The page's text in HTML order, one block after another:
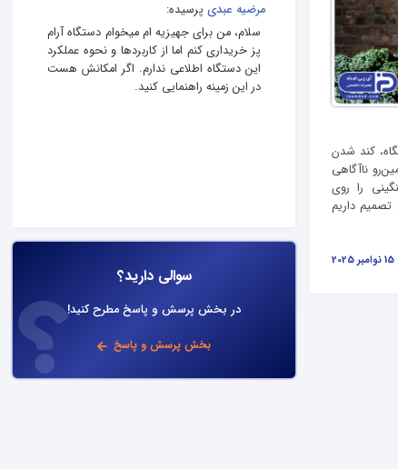
کند شدن
ناآگاهی
را روی
تصمیم داریم
مرضیه عبدی پرسیده:
سلام، من برای جهیزیه‌ ام میخوام دستگاه آرام
پز خریداری کنم اما از کاربردها و نحوه عملکرد
این دستگاه اطلاعی ندارم. اگر امکانش هست
در این زمینه راهنمایی کنید.
سوالی دارید؟
در بخش پرسش و پاسخ مطرح کنید!
بخش پرسش و پاسخ